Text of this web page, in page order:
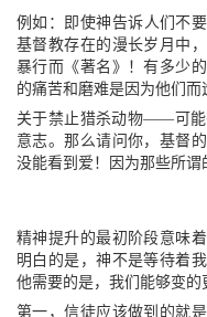
例如：即使神告诉人们不
基督教存在的漫长岁月中
暴行而《著名》！有多少
的痛苦和磨难是因为他们而
关于禁止猎杀动物——可能
意志。那么请问你，基督
没能看到爱！因为那些所谓
精神提升的最初阶段意味
明白的是，神不是等待着
他需要的是，我们能够变的
第一，信徒应该做到的就